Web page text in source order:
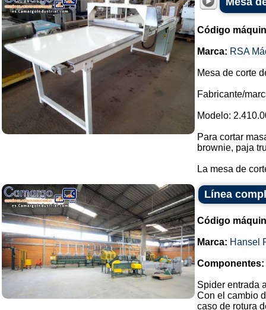
Código
Marca: RSA
Mesa de corte
Fabricante/
Modelo:
Para cortar
brownie, paja
La mesa de
Línea
Código
Marca: Hansel
Componentes:
Spider entrada
Con el cambio
caso de rotura